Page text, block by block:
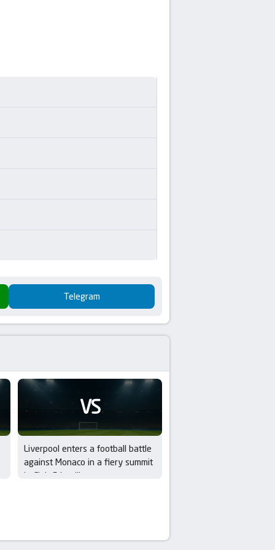
Telegram
VS
Liverpool enters a football battle
against Monaco in a fiery summit
in Club Friendlies